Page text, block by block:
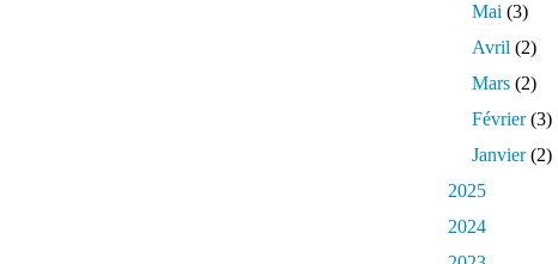
Mai (3)
Avril (2)
Mars (2)
Février(3)
Janvier(2)
2025
2024